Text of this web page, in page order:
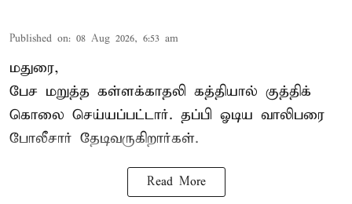
Published on: 08 Aug 2026, 6:53 am
மதுரை,
பேச மறுத்த கள்ளக்காதலி கத்தியால் குத்திக்
கொலை செய்யப்பட்டார். தப்பி ஓடிய வாலிபரை
போலீசார் தேடிவருகிறார்கள்.
Read More